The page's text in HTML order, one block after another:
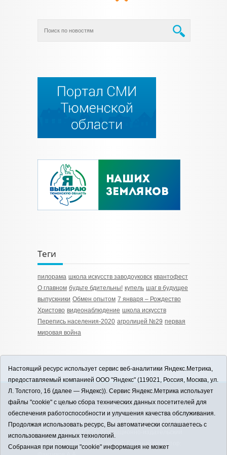
Теги
пилорама школа искусств заводоуковск квантофест
О главном будьте бдительны! купель шаг в будущее
выпускники Обмен опытом 7 января – Рождество
Христово видеонаблюдение школа искусств
Перепись населения-2020 агролицей №29 первая
мировая война
12+
ЗАВОДОУКОВСК online / Новости
Заводоуковского муниципального округа, 2026
Учредитель: АНО "Информационно-издательский
центр "Заводоуковские вести". Главный редактор:
Настоящий ресурс использует сервис веб-аналитики Яндекс.Метрика,
предоставляемый компанией ООО "Яндекс" (119021, Россия, Москва, ул.
Л. Толстого, 16 (далее — Яндекс)). Сервис Яндекс.Метрика использует
файлы "cookie" с целью сбора технических данных посетителей для
обеспечения работоспособности и улучшения качества обслуживания.
Продолжая использовать ресурс, Вы автоматически соглашаетесь с
использованием данных технологий.
Собранная при помощи "cookie" информация не может